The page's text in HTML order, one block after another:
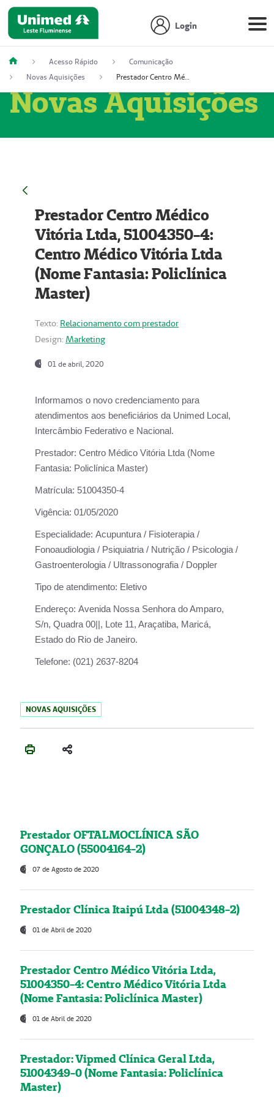
Login
Acesso Rápido
Comunicação
Novas Aquisições
Prestador Centro Médico Vitória Ltda, 51004350-4: Centro Médico Vitória Ltda (Nome Fantasia: Policlínica Master)
Novas Aquisições
Prestador Centro Médico
Vitória Ltda, 51004350-4:
Centro Médico Vitória Ltda
(Nome Fantasia: Policlínica
Master)
Texto: Relacionamento com prestador
Design: Marketing
01 de abril, 2020
Informamos o novo credenciamento para
atendimentos aos beneficiários da Unimed Local,
Intercâmbio Federativo e Nacional.
Prestador: Centro Médico Vitória Ltda (Nome
Fantasia: Policlínica Master)
Matrícula: 51004350-4
Vigência: 01/05/2020
Especialidade: Acupuntura / Fisioterapia /
Fonoaudiologia / Psiquiatria / Nutrição / Psicologia /
Gastroenterologia / Ultrassonografia / Doppler
Tipo de atendimento: Eletivo
Endereço: Avenida Nossa Senhora do Amparo,
S/n, Quadra 00||, Lote 11, Araçatiba, Maricá,
Estado do Rio de Janeiro.
Telefone: (021) 2637-8204
NOVAS AQUISIÇÕES
Prestador OFTALMOCLÍNICA SÃO
GONÇALO (55004164-2)
07 de Agosto de 2020
Prestador Clínica Itaipú Ltda (51004348-2)
01 de Abril de 2020
Prestador Centro Médico Vitória Ltda,
51004350-4: Centro Médico Vitória Ltda
(Nome Fantasia: Policlínica Master)
01 de Abril de 2020
Prestador: Vipmed Clínica Geral Ltda,
51004349-0 (Nome Fantasia: Policlínica
Master)